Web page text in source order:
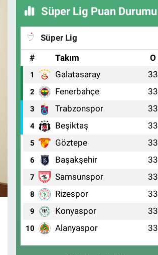
Süper Lig Puan Durumu
Süper Lig
#
Takım O
1 Galatasaray 33
2 Fenerbahçe 33
3 Trabzonspor 33
4 Beşiktaş 33
5 Göztepe 33
6 Başakşehir 33
7 Samsunspor 33
8 Rizespor 33
9 Konyaspor 33
10 Alanyaspor 33